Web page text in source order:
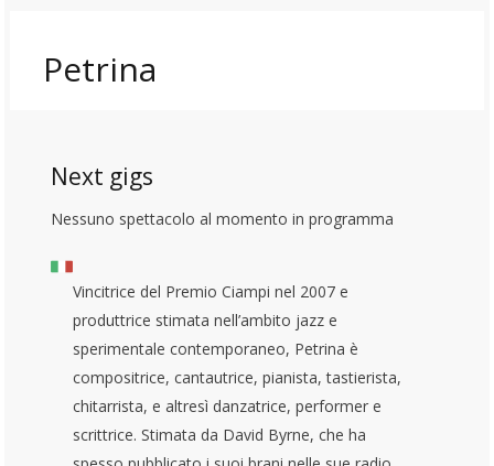
Petrina
Next gigs
Nessuno spettacolo al momento in programma
Vincitrice del Premio Ciampi nel 2007 e
produttrice stimata nell’ambito jazz e
sperimentale contemporaneo, Petrina è
compositrice, cantautrice, pianista, tastierista,
chitarrista, e altresì danzatrice, performer e
scrittrice. Stimata da David Byrne, che ha